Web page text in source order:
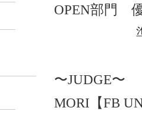
OPEN部門
準優
〜JUDGE〜
MORI【FB